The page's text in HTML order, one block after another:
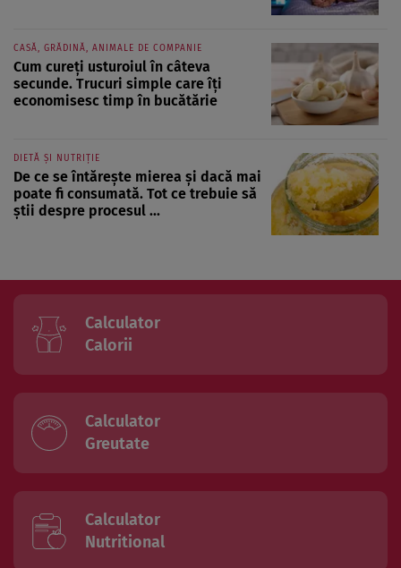
CASĂ, GRĂDINĂ, ANIMALE DE COMPANIE
Cum cureți usturoiul în câteva
secunde. Trucuri simple care îți
economisesc timp în bucătărie
DIETĂ ȘI NUTRIȚIE
De ce se întărește mierea și dacă mai
poate fi consumată. Tot ce trebuie să
știi despre procesul ...
Calculator
Calorii
Calculator
Greutate
Calculator
Nutritional